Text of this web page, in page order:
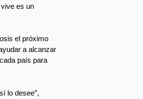
es un
el próximo
a alcanzar
país para
lo desee”,